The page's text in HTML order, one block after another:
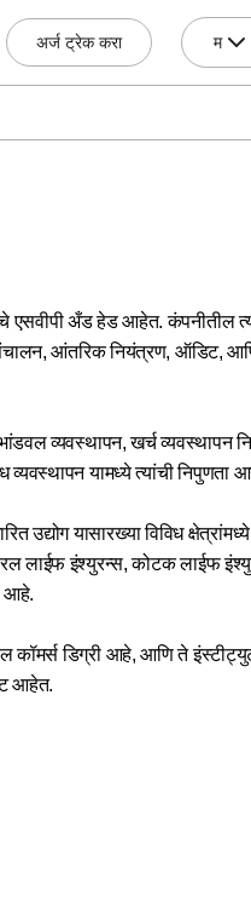
अर्ज ट्रेक करा म
अँड हेड आहेत. कंपनीतील
संचालन, आंतरिक नियंत्रण, ऑडिट,
व्यवस्थापन, खर्च व्यवस्थापन
यामध्ये त्यांची निपुणता
उद्योग यासारख्या विविध
लाईफ इंश्युरन्स, कोटक लाईफ
आहे.
कॉमर्स डिग्री आहे, आणि ते
आहेत.